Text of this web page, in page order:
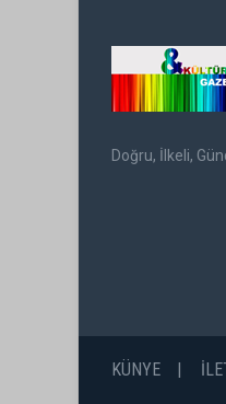
Doğru, İlkeli,
KÜNYE